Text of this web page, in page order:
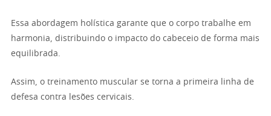
Essa abordagem holística garante que o corpo trabalhe em
harmonia, distribuindo o impacto do cabeceio de forma mais
equilibrada.
Assim, o treinamento muscular se torna a primeira linha de
defesa contra lesões cervicais.